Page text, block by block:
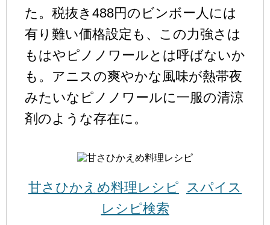
た。税抜き488円のビンボー人には
有り難い価格設定も、この力強さは
もはやピノノワールとは呼ばないか
も。アニスの爽やかな風味が熱帯夜
みたいなピノノワールに一服の清涼
剤のような存在に。
甘さひかえめ料理レシピ
スパイス
レシピ検索